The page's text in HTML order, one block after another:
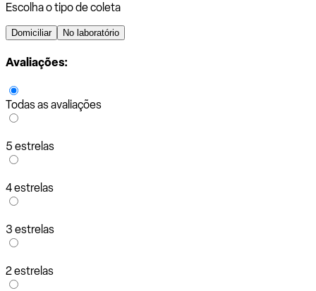
Escolha o tipo de coleta
Domiciliar No laboratório
Avaliações:
Todas as avaliações
5 estrelas
4 estrelas
3 estrelas
2 estrelas